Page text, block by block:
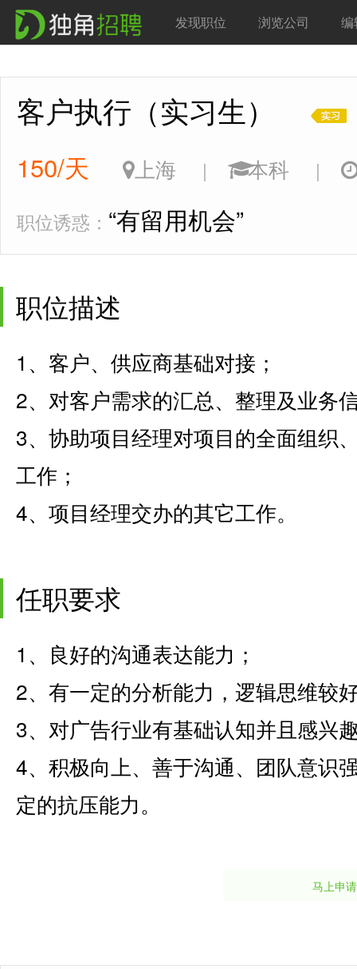
发现职位 浏览公司 编
客户执行（实习生）
150/天 上海 | 本科 |
职位诱惑： “有留用机会”
职位描述
1、客户、供应商基础对接；
2、对客户需求的汇总、整理及业务
3、协助项目经理对项目的全面组织
工作；
4、项目经理交办的其它工作。
任职要求
1、良好的沟通表达能力；
2、有一定的分析能力，逻辑思维较
3、对广告行业有基础认知并且感兴
4、积极向上、善于沟通、团队意识
定的抗压能力。
马上申请